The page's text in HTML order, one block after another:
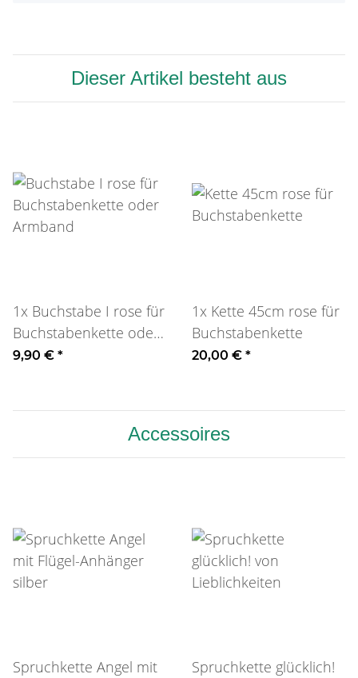
Dieser Artikel besteht aus
1x Buchstabe I rose für
Buchstabenkette oder
Armband
9,90 € *
1x Kette 45cm rose für
Buchstabenkette
20,00 € *
Accessoires
Spruchkette Angel mit
Spruchkette glücklich!